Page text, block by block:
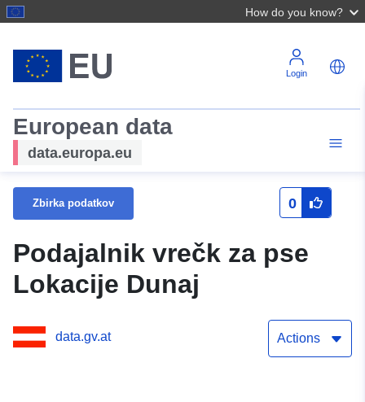
How do you know?
Login
European data
data.europa.eu
Zbirka podatkov 0
Podajalnik vrečk za pse
Lokacije Dunaj
data.gv.at Actions